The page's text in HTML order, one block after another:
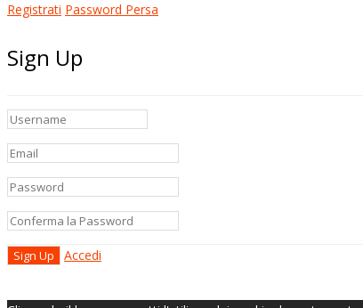
Registrati Password Persa
Sign Up
Accedi